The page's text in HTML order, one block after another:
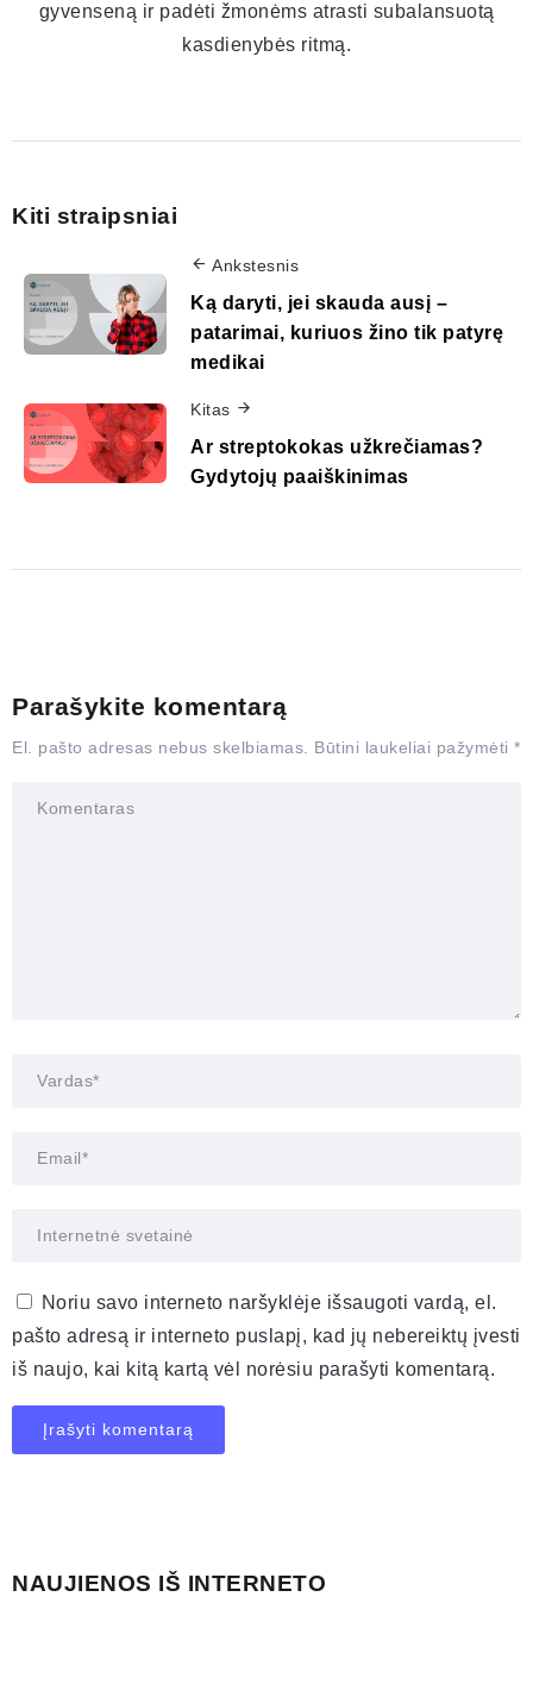
gyvenseną ir padėti žmonėms atrasti subalansuotą
kasdienybės ritmą.
Kiti straipsniai
Ankstesnis
Ką daryti, jei skauda ausį –
patarimai, kuriuos žino tik patyrę
medikai
Kitas
Ar streptokokas užkrečiamas?
Gydytojų paaiškinimas
Parašykite komentarą
El. pašto adresas nebus skelbiamas. Būtini laukeliai pažymėti *
Noriu savo interneto naršyklėje išsaugoti vardą, el.
pašto adresą ir interneto puslapį, kad jų nebereiktų įvesti
iš naujo, kai kitą kartą vėl norėsiu parašyti komentarą.
NAUJIENOS IŠ INTERNETO